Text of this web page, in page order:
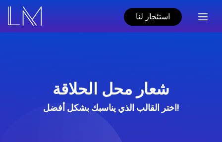
استئجار لنا
شعار محل الحلاقة
اختر القالب الذي يناسبك بشكل أفضل!